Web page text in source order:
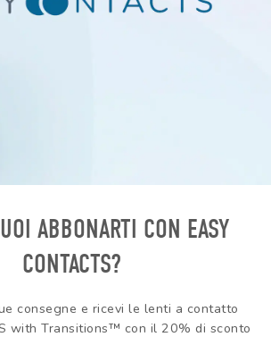
ABBONARTI CON EASY
CONTACTS?
consegne e ricevi le lenti a contatto
with Transitions™ con il 20% di sconto